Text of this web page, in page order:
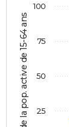
% de la pop. active de 15-64 ans 25
50
75
100